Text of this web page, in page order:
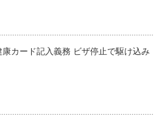
康カード記入義務 ビザ停止で駆け込み